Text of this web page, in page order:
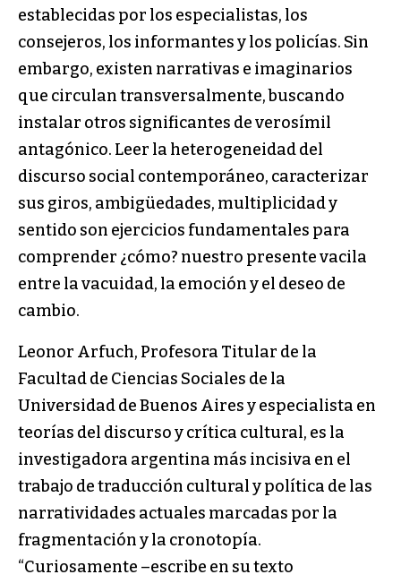
establecidas por los especialistas, los
consejeros, los informantes y los policías. Sin
embargo, existen narrativas e imaginarios
que circulan transversalmente, buscando
instalar otros significantes de verosímil
antagónico. Leer la heterogeneidad del
discurso social contemporáneo, caracterizar
sus giros, ambigüedades, multiplicidad y
sentido son ejercicios fundamentales para
comprender ¿cómo? nuestro presente vacila
entre la vacuidad, la emoción y el deseo de
cambio.
Leonor Arfuch, Profesora Titular de la
Facultad de Ciencias Sociales de la
Universidad de Buenos Aires y especialista en
teorías del discurso y crítica cultural, es la
investigadora argentina más incisiva en el
trabajo de traducción cultural y política de las
narratividades actuales marcadas por la
fragmentación y la cronotopía.
“Curiosamente –escribe en su texto